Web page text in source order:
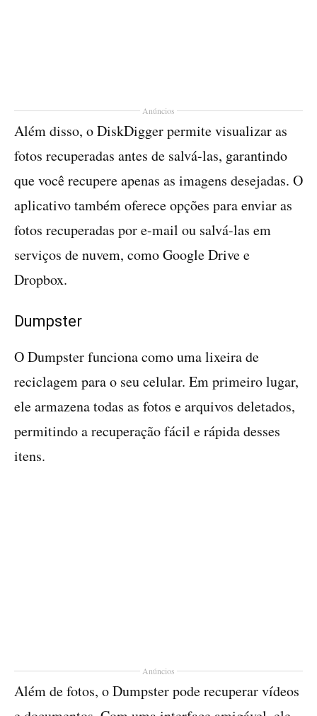
Anúncios
Além disso, o DiskDigger permite visualizar as
fotos recuperadas antes de salvá-las, garantindo
que você recupere apenas as imagens desejadas. O
aplicativo também oferece opções para enviar as
fotos recuperadas por e-mail ou salvá-las em
serviços de nuvem, como Google Drive e
Dropbox.
Dumpster
O Dumpster funciona como uma lixeira de
reciclagem para o seu celular. Em primeiro lugar,
ele armazena todas as fotos e arquivos deletados,
permitindo a recuperação fácil e rápida desses
itens.
Anúncios
Além de fotos, o Dumpster pode recuperar vídeos